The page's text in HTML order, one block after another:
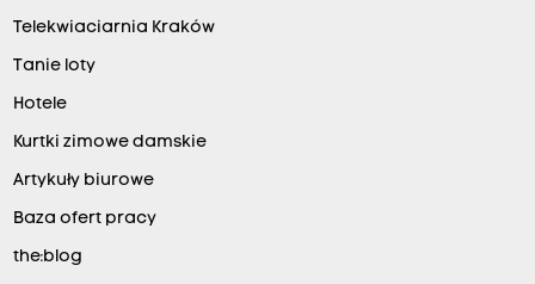
Telekwiaciarnia Kraków
Tanie loty
Hotele
Kurtki zimowe damskie
Artykuły biurowe
Baza ofert pracy
the:blog